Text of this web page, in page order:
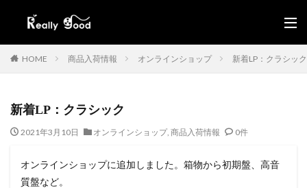
HOME 商品入荷情報 オンラインショップ 新着LP：クラシック
新着LP：クラシック
2021年3月10日 オンラインショップ, 商品入荷情報 0件
オンラインショップに追加しました。箱物から初期盤、高音
質盤など。